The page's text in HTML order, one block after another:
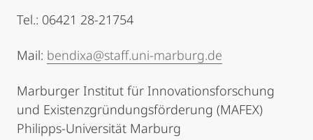
Tel.: 06421 28-21754
Mail: bendixa@staff.uni-marburg.de
Marburger Institut für Innovationsforschung
und Existenzgründungsförderung (MAFEX)
Philipps-Universität Marburg